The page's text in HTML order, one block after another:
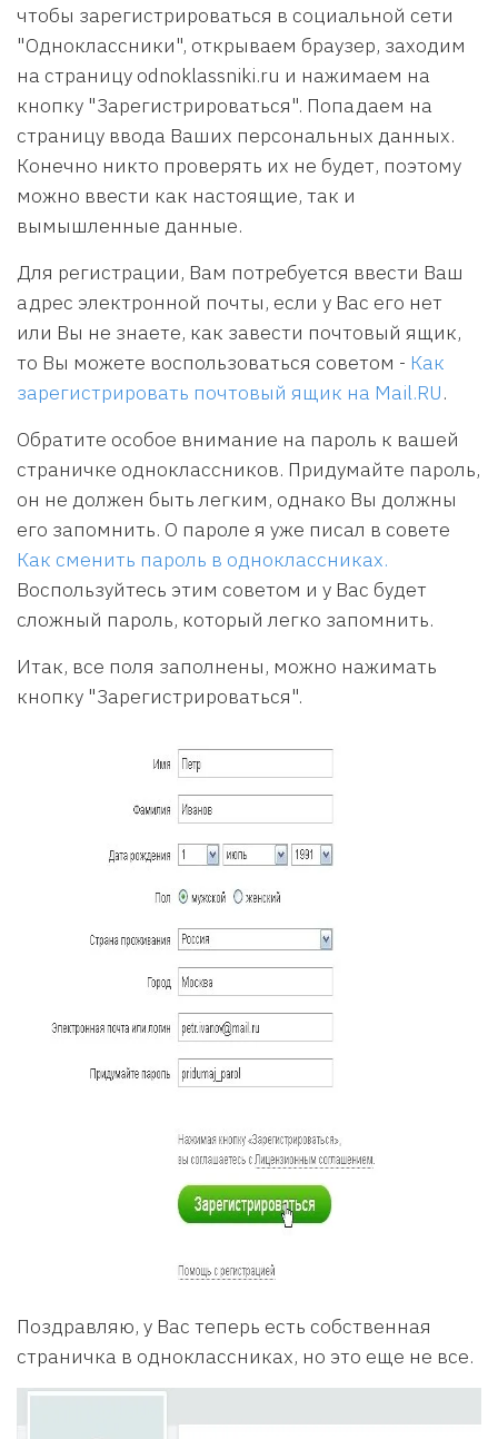
чтобы зарегистрироваться в социальной сети
"Одноклассники", открываем браузер, заходим
на страницу odnoklassniki.ru и нажимаем на
кнопку "Зарегистрироваться". Попадаем на
страницу ввода Ваших персональных данных.
Конечно никто проверять их не будет, поэтому
можно ввести как настоящие, так и
вымышленные данные.
Для регистрации, Вам потребуется ввести Ваш
адрес электронной почты, если у Вас его нет
или Вы не знаете, как завести почтовый ящик,
то Вы можете воспользоваться советом - Как
зарегистрировать почтовый ящик на Mail.RU.
Обратите особое внимание на пароль к вашей
страничке одноклассников. Придумайте пароль,
он не должен быть легким, однако Вы должны
его запомнить. О пароле я уже писал в совете
Как сменить пароль в одноклассниках.
Воспользуйтесь этим советом и у Вас будет
сложный пароль, который легко запомнить.
Итак, все поля заполнены, можно нажимать
кнопку "Зарегистрироваться".
Поздравляю, у Вас теперь есть собственная
страничка в одноклассниках, но это еще не все.